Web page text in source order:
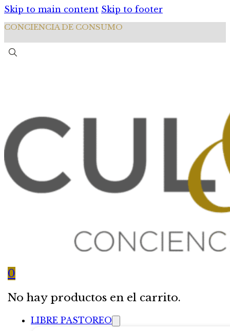
Skip to main content Skip to footer
CONCIENCIA DE CONSUMO
0
No hay productos en el carrito.
LIBRE PASTOREO